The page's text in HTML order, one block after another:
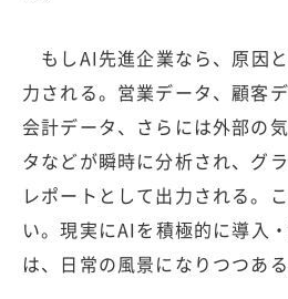
もしAI先進企業なら、原因
力される。営業データ、顧客
会計データ、さらには外部の
タなどが瞬時に分析され、グ
レポートとして出力される。
い。現実にAIを積極的に導入
は、日常の風景になりつつある